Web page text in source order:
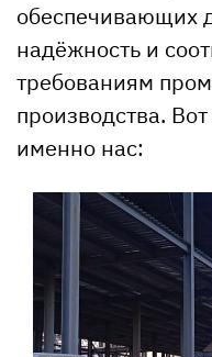
обеспечивающих
надёжность и
требованиям
производства.
именно нас: